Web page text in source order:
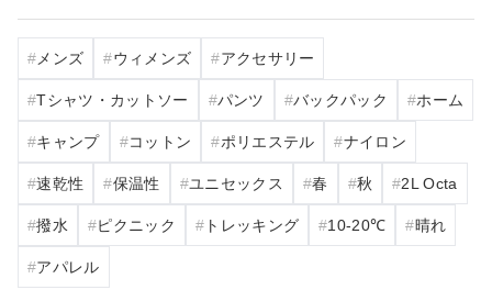
メンズ ウィメンズ アクセサリー
Tシャツ・カットソー パンツ バックパック ホーム
キャンプ コットン ポリエステル ナイロン
速乾性 保温性 ユニセックス 春 秋 2L Octa
撥水 ピクニック トレッキング 10‐20℃ 晴れ
アパレル